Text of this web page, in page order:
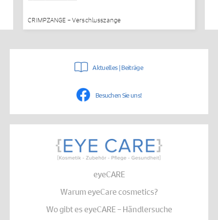
CRIMPZANGE – Verschlusszange
Aktuelles | Beiträge
Besuchen Sie uns!
eyeCARE
Warum eyeCare cosmetics?
Wo gibt es eyeCARE – Händlersuche